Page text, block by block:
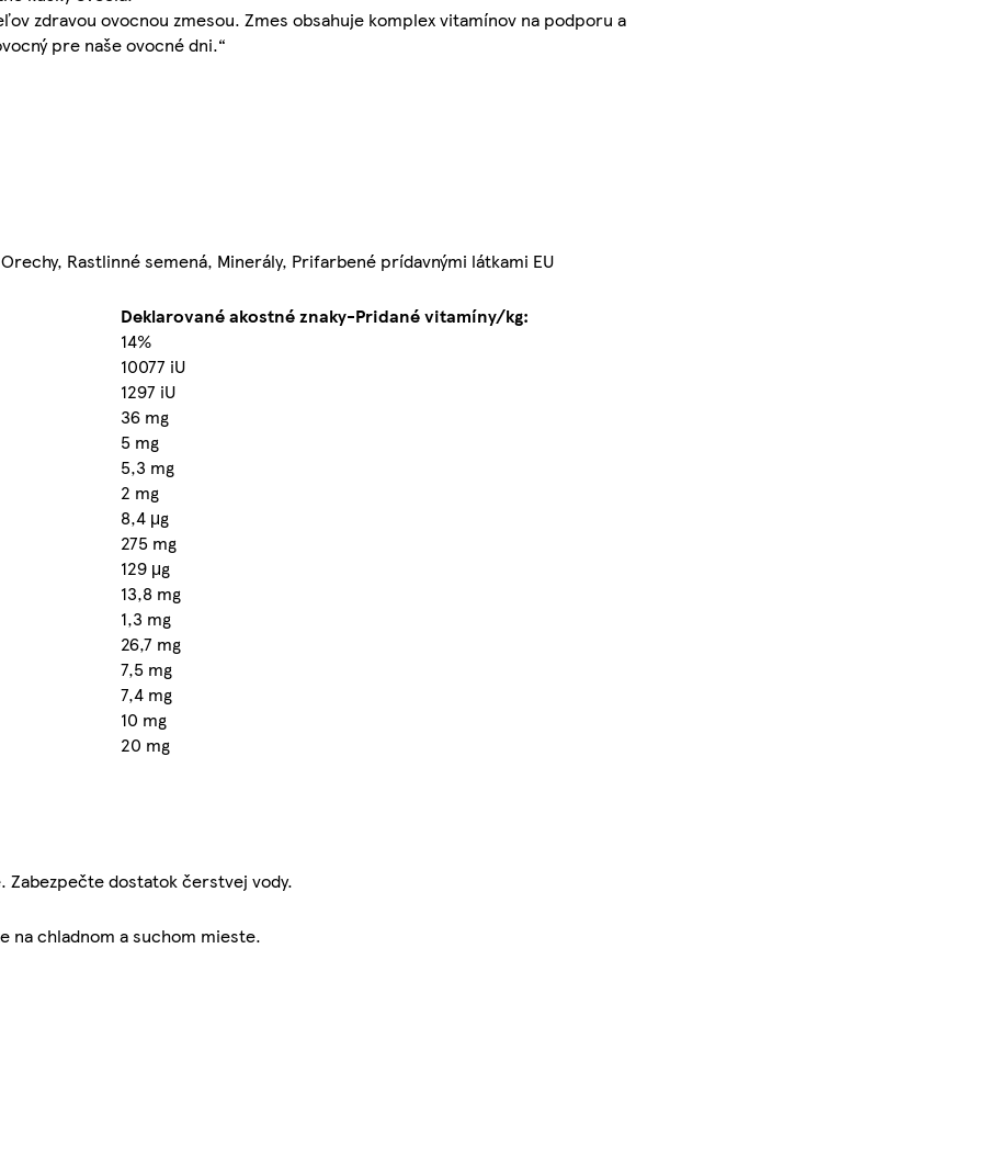
zdravou ovocnou zmesou. Zmes obsahuje komplex vitamínov na podporu a
pre naše ovocné dni.“
Rastlinné semená, Minerály, Prifarbené prídavnými látkami EU
Deklarované akostné znaky-Pridané vitamíny/kg:
14%
10077 iU
1297 iU
36 mg
5 mg
5,3 mg
2 mg
8,4 μg
275 mg
129 μg
13,8 mg
1,3 mg
26,7 mg
7,5 mg
7,4 mg
10 mg
20 mg
Zabezpečte dostatok čerstvej vody.
na chladnom a suchom mieste.